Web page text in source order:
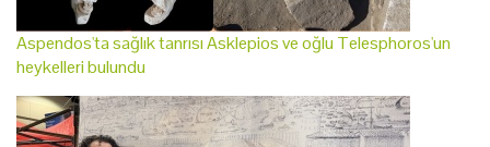
Aspendos'ta sağlık tanrısı Asklepios ve oğlu Telesphoros'un
heykelleri bulundu